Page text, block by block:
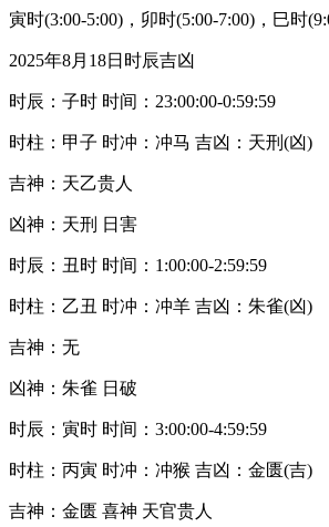
寅时(3:00-5:00)，卯时(5:00-7:00)，巳时
2025年8月18日时辰吉凶
时辰：子时 时间：23:00:00-0:59:59
时柱：甲子 时冲：冲马 吉凶：天刑(凶)
吉神：天乙贵人
凶神：天刑 日害
时辰：丑时 时间：1:00:00-2:59:59
时柱：乙丑 时冲：冲羊 吉凶：朱雀(凶)
吉神：无
凶神：朱雀 日破
时辰：寅时 时间：3:00:00-4:59:59
时柱：丙寅 时冲：冲猴 吉凶：金匮(吉)
吉神：金匮 喜神 天官贵人